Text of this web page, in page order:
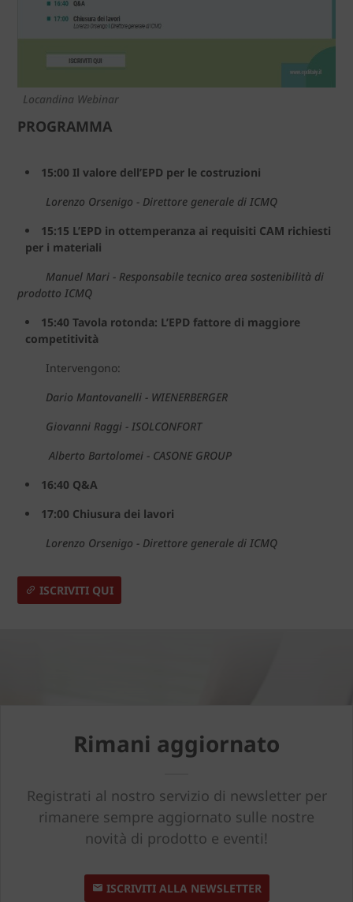
Locandina Webinar
PROGRAMMA
15:00 Il valore dell’EPD per le costruzioni
Lorenzo Orsenigo - Direttore generale di ICMQ
15:15 L’EPD in ottemperanza ai requisiti CAM richiesti
per i materiali
Manuel Mari - Responsabile tecnico area sostenibilità di
prodotto ICMQ
15:40 Tavola rotonda: L’EPD fattore di maggiore
competitività
Intervengono:
Dario Mantovanelli - WIENERBERGER
Giovanni Raggi - ISOLCONFORT
Alberto Bartolomei - CASONE GROUP
16:40 Q&A
17:00 Chiusura dei lavori
Lorenzo Orsenigo - Direttore generale di ICMQ
ISCRIVITI QUI
Rimani aggiornato
Registrati al nostro servizio di newsletter per
rimanere sempre aggiornato sulle nostre
novità di prodotto e eventi!
ISCRIVITI ALLA NEWSLETTER